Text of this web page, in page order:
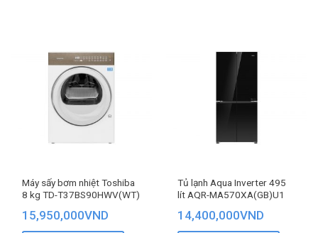
Máy sấy bơm nhiệt Toshiba
8 kg TD-T37BS90HWV(WT)
15,950,000VND
Tủ lạnh Aqua Inverter 495
lít AQR-MA570XA(GB)U1
14,400,000VND